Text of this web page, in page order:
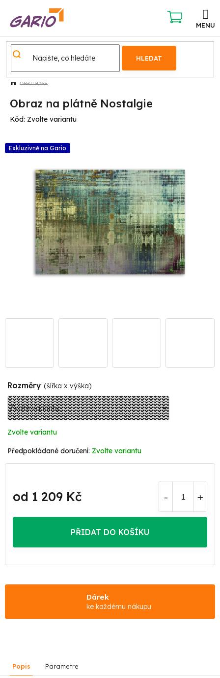
obsah
HLEDAT
NÁKUPNÍ
KOŠÍK
Abstrakce
Obraz na plátně Nostalgie
Kód: Zvolte variantu
Exkluzivně na Gario
Rozměry (šířka x výška)
Zvolte variantu
Zvolte variantu
od 1 209 Kč
cena:
PŘIDAT DO KOŠÍKU
Dárek
ke každému nákupu
Popis Parametre